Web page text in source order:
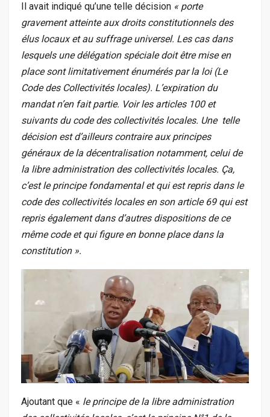
Il avait indiqué qu’une telle décision « porte
gravement atteinte aux droits constitutionnels des
élus locaux et au suffrage universel. Les cas dans
lesquels une délégation spéciale doit être mise en
place sont limitativement énumérés par la loi (Le
Code des Collectivités locales). L’expiration du
mandat n’en fait partie. Voir les articles 100 et
suivants du code des collectivités locales. Une telle
décision est d’ailleurs contraire aux principes
généraux de la décentralisation notamment, celui de
la libre administration des collectivités locales. Ça,
c’est le principe fondamental et qui est repris dans le
code des collectivités locales en son article 69 qui est
repris également dans d’autres dispositions de ce
même code et qui figure en bonne place dans la
constitution ».
Ajoutant que « le principe de la libre administration